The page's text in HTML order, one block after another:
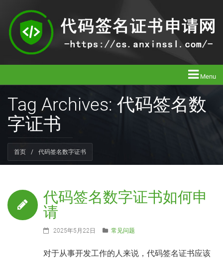
Menu
Tag Archives: 代码签名数
字证书
首页 / 代码签名数字证书
代码签名数字证书如何申
请
2025年5月22日 常见问题
对于从事开发工作的人来说，代码签名证书应该